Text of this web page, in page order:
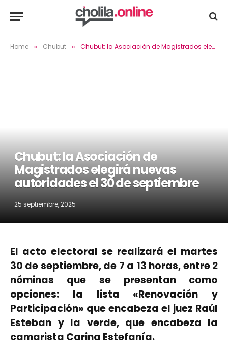
Home » Chubut » Chubut: la Asociación de Magistrados elegirá nuevas autoridades el 30 de septiembre
Chubut: la Asociación de
Magistrados elegirá nuevas
autoridades el 30 de septiembre
25 septiembre, 2025
El acto electoral se realizará el martes
30 de septiembre, de 7 a 13 horas, entre 2
nóminas que se presentan como
opciones: la lista «Renovación y
Participación» que encabeza el juez Raúl
Esteban y la verde, que encabeza la
camarista Carina Estefanía.